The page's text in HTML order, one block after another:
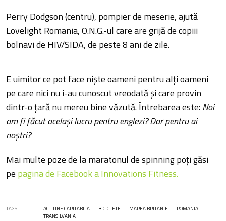
Perry Dodgson (centru), pompier de meserie, ajută
Lovelight Romania, O.N.G.-ul care are grijă de copiii
bolnavi de HIV/SIDA, de peste 8 ani de zile.
E uimitor ce pot face niște oameni pentru alți oameni
pe care nici nu i-au cunoscut vreodată și care provin
dintr-o țară nu mereu bine văzută. Întrebarea este:Noi
am fi făcut același lucru pentru englezi? Dar pentru ai
noștri?
Mai multe poze de la maratonul de spinning poți găsi
pe pagina de Facebook a Innovations Fitness.
TAGS ACTIUNE CARITABILA BICICLETE MAREA BRITANIE
ROMANIA
TRANSILVANIA